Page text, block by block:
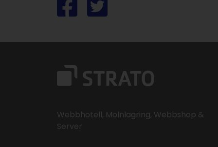
Webbhotell, Molnlagring, Webbshop &
Server